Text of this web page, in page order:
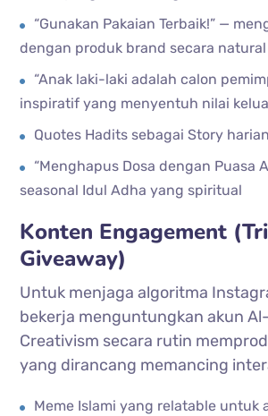
“Gunakan Pakaian Terbaik!” —
dengan produk brand secara natural
“Anak laki-laki adalah calon
inspiratif yang menyentuh nilai
Quotes Hadits sebagai Story harian
“Menghapus Dosa dengan Puasa
seasonal Idul Adha yang spiritual
Konten Engagement
Giveaway)
Untuk menjaga algoritma
bekerja menguntungkan akun
Creativism secara rutin
yang dirancang memancing
Meme Islami yang relatable untuk